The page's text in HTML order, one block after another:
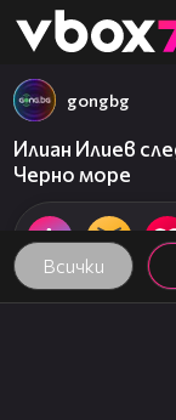
👾
Всички
gongbg
Илиан Илиев
Черно море
00:19